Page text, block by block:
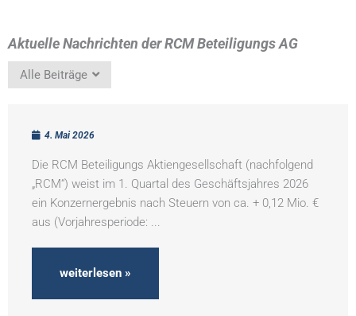
Aktuelle Nachrichten der RCM Beteiligungs AG
Alle Beiträge
4. Mai 2026
Die RCM Beteiligungs Aktiengesellschaft (nachfolgend
„RCM“) weist im 1. Quartal des Geschäftsjahres 2026
ein Konzernergebnis nach Steuern von ca. + 0,12 Mio. €
aus (Vorjahresperiode: ...
weiterlesen »